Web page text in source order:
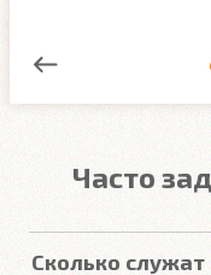
Часто
Сколько